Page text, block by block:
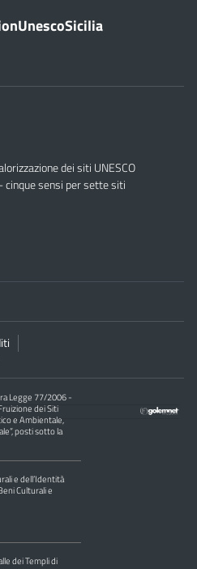
dei siti UNESCO
cinque sensi per sette siti
Legge 77/2006 -
dei Siti
e Ambientale,
posti sotto la
e dell’Identità
Culturali e
dei Templi di